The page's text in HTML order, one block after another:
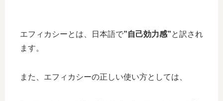
エフィカシーとは、日本語で”自己効力感”と訳され
ます。
また、エフィカシーの正しい使い方としては、